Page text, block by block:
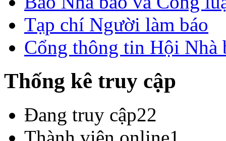
Tạp chí Người làm báo
Cổng thông tin Hội Nhà
Thống kê truy cập
Đang truy cập22